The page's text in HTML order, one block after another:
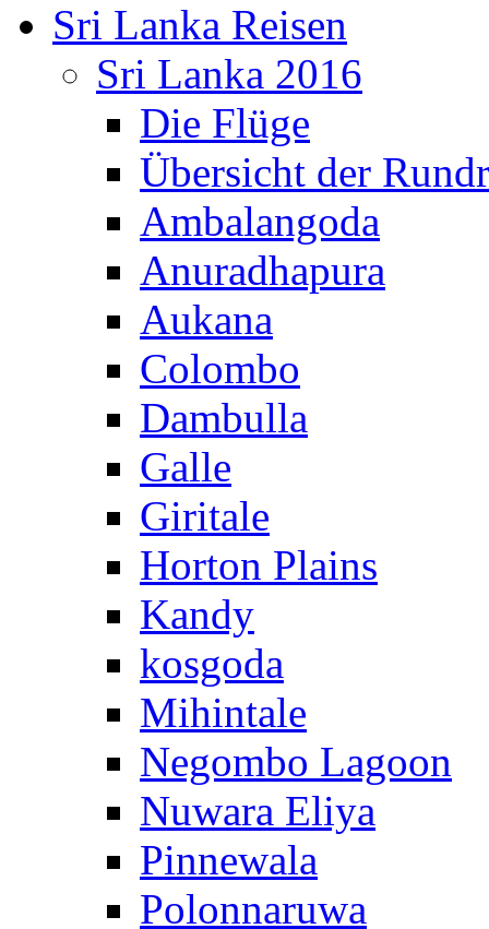
Sri Lanka Reisen
Sri Lanka 2016
Die Flüge
Übersicht der
Ambalangoda
Anuradhapura
Aukana
Colombo
Dambulla
Galle
Giritale
Horton Plains
Kandy
kosgoda
Mihintale
Negombo Lagoon
Nuwara Eliya
Pinnewala
Polonnaruwa